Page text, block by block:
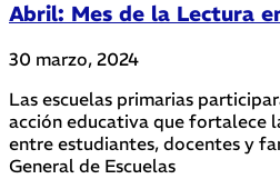
Abril: Mes de la Lectura
30 marzo, 2024
Las escuelas primarias
acción educativa que fortalece
entre estudiantes, docentes y
General de Escuelas